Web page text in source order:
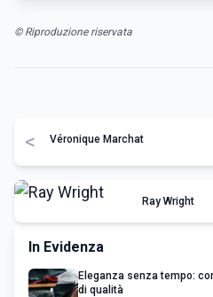
© Riproduzione riservata
< Véronique Marchat
Ray Wright
In Evidenza
Eleganza senza tempo:
di qualità